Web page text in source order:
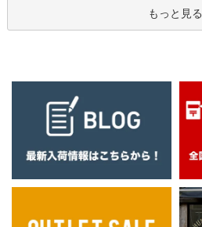
もっと見る